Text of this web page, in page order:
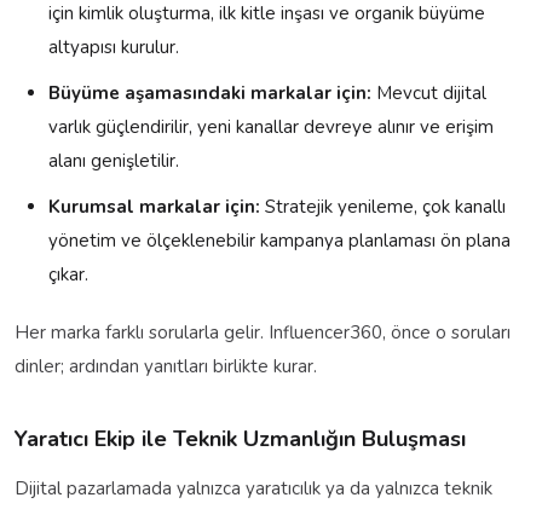
için kimlik oluşturma, ilk kitle inşası ve organik büyüme
altyapısı kurulur.
Büyüme aşamasındaki markalar için: Mevcut dijital
varlık güçlendirilir, yeni kanallar devreye alınır ve erişim
alanı genişletilir.
Kurumsal markalar için: Stratejik yenileme, çok kanallı
yönetim ve ölçeklenebilir kampanya planlaması ön plana
çıkar.
Her marka farklı sorularla gelir. Influencer360, önce o soruları
dinler; ardından yanıtları birlikte kurar.
Yaratıcı Ekip ile Teknik Uzmanlığın Buluşması
Dijital pazarlamada yalnızca yaratıcılık ya da yalnızca teknik